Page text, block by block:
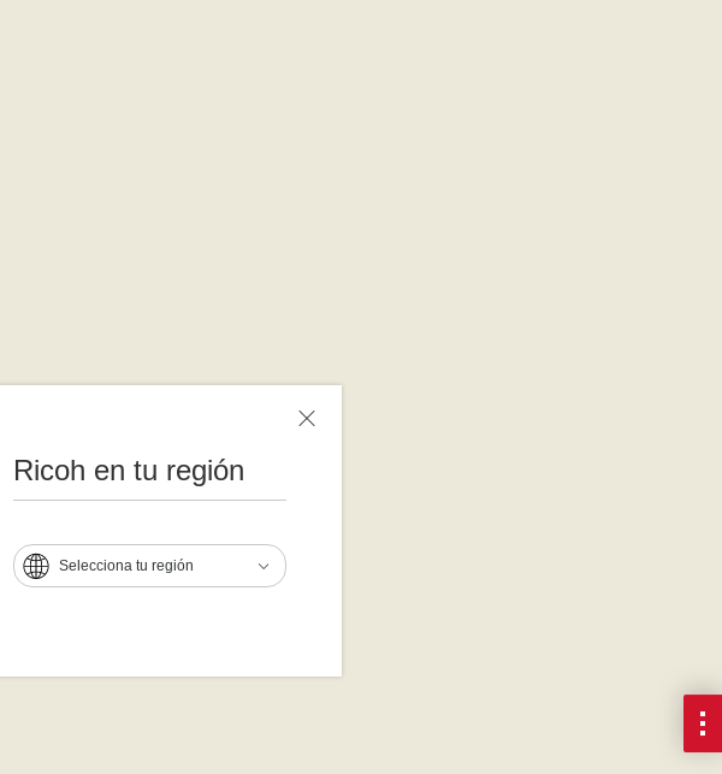
Ricoh en tu región
Selecciona tu región